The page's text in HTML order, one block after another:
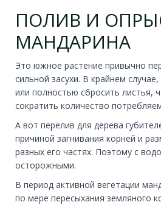
ПОЛИВ И
МАНДАРИНА
Это южное растение привычно
сильной засухи. В крайнем
или полностью сбросить листья,
сократить количество
А вот перелив для дерева
причиной загнивания корней и
разных его частях. Поэтому с
осторожными.
В период активной вегетации
по мере пересыхания земляного